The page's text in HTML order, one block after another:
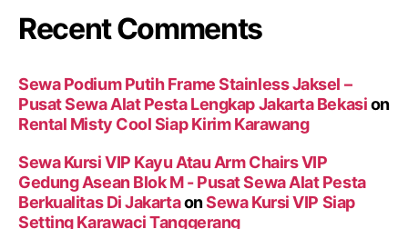
Recent Comments
Sewa Podium Putih Frame Stainless Jaksel –
Pusat Sewa Alat Pesta Lengkap Jakarta Bekasion
Rental Misty Cool Siap Kirim Karawang
Sewa Kursi VIP Kayu Atau Arm Chairs VIP
Gedung Asean Blok M - Pusat Sewa Alat Pesta
Berkualitas Di JakartaonSewa Kursi VIP Siap
Setting Karawaci Tanggerang